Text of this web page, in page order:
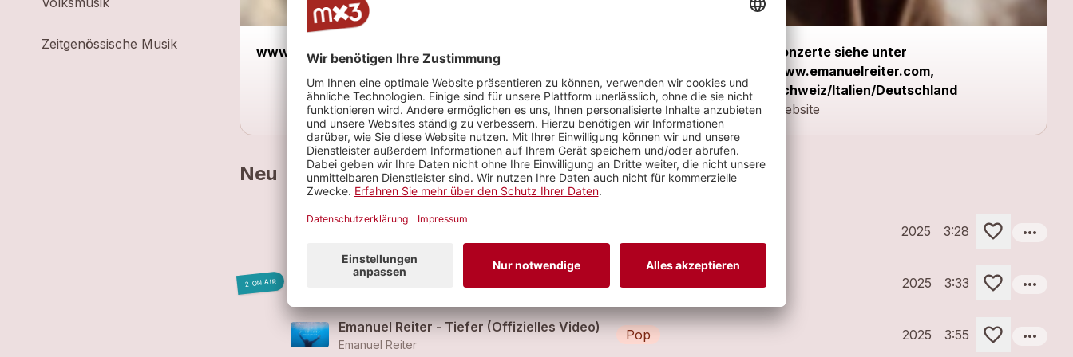
Zeitgenössische Musik www.emanuelreiter.com
Konzerte siehe unter
www.emanuelreiter.com,
Schweiz/Italien/Deutschland
Website
Neu
2025 3:28 more_horiz
2 ON AIR
Wieder jung
2025 3:33 more_horiz
Emanuel Reiter - Tiefer (Offizielles Video)
Emanuel Reiter
Pop 2025 3:55 more_horiz